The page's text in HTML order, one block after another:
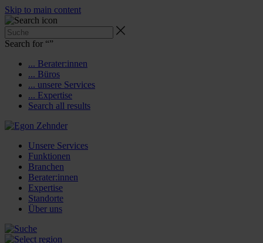
Skip to main content
Search for “”
... Berater:innen
... Büros
... unsere Services
... Expertise
Search all results
Unsere Services
Funktionen
Branchen
Berater:innen
Expertise
Standorte
Über uns